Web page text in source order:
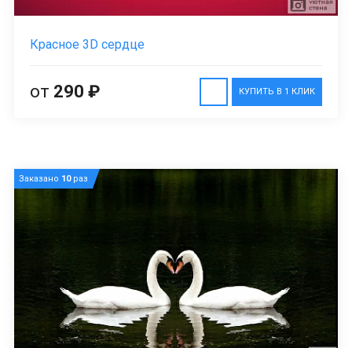
Красное 3D сердце
КУПИТЬ В 1 КЛИК
от 290 ₽
Заказано 10раз